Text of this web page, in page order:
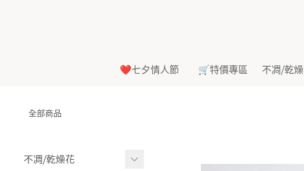
❤️七夕情人節 🛒特價專區 不凋⧸乾
全部商品
不凋⧸乾燥花